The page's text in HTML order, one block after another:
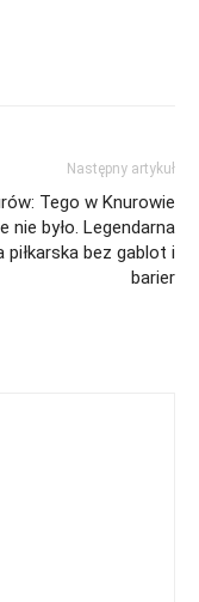
Następny artykuł
Tego w Knurowie
nie było. Legendarna
piłkarska bez gablot i
barier